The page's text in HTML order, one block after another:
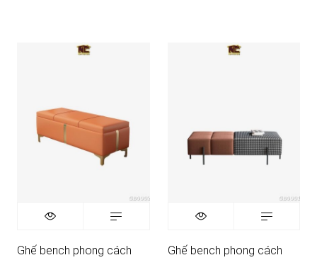
Ghế bench phong cách
Ghế bench phong cách